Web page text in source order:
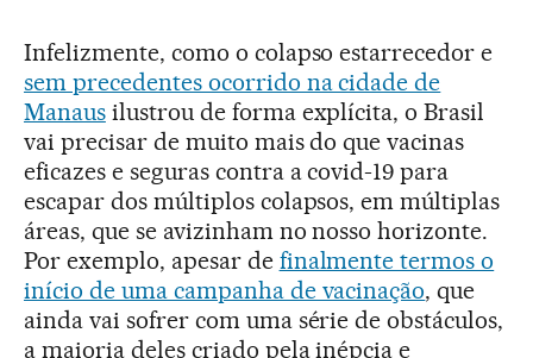
Infelizmente, como o colapso estarrecedor e
sem precedentes ocorrido na cidade de
Manausilustrou de forma explícita, o Brasil
vai precisar de muito mais do que vacinas
eficazes e seguras contra a covid-19 para
escapar dos múltiplos colapsos, em múltiplas
áreas, que se avizinham no nosso horizonte.
Por exemplo, apesar de finalmente termos o
início de uma campanha de vacinação, que
ainda vai sofrer com uma série de obstáculos,
a maioria deles criado pela inépcia e